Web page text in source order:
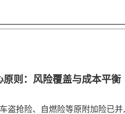
原则：风险覆盖与成本平衡
盗抢险、自燃险等原附加险已